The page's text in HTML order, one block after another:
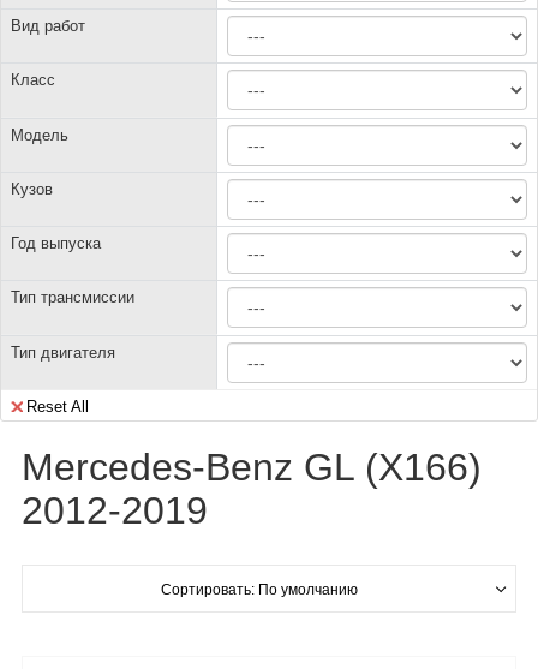
Вид работ
Класс
Модель
Кузов
Год выпуска
Тип трансмиссии
Тип двигателя
Reset All
Mercedes-Benz GL (X166)
2012-2019
Сортировать: По умолчанию